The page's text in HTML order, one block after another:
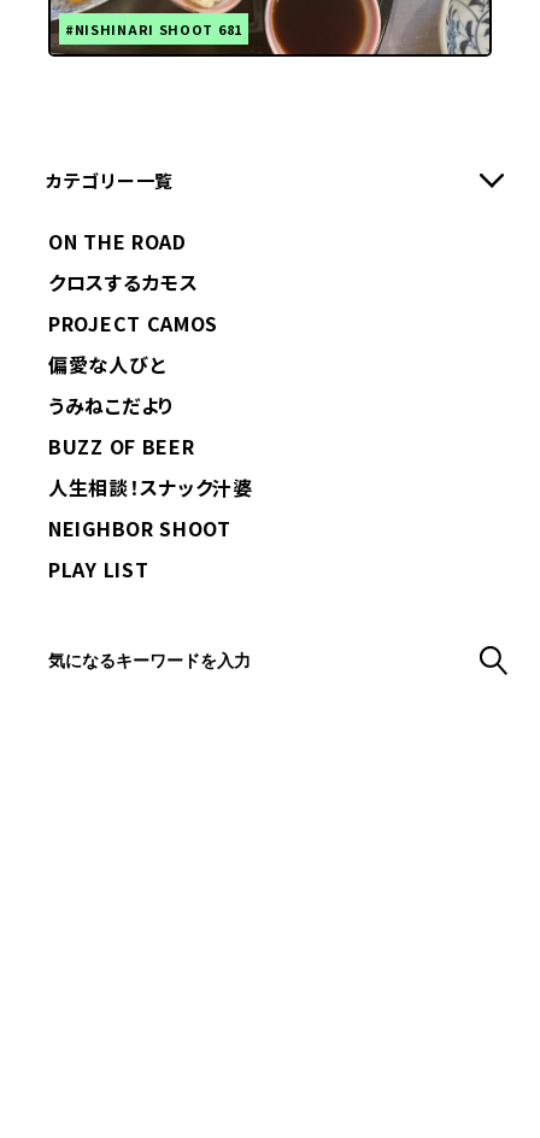
#NISHINARI SHOOT 681
カテゴリー一覧
ON THE ROAD
クロスするカモス
PROJECT CAMOS
偏愛な人びと
うみねこだより
BUZZ OF BEER
人生相談！スナック汁婆
NEIGHBOR SHOOT
PLAY LIST